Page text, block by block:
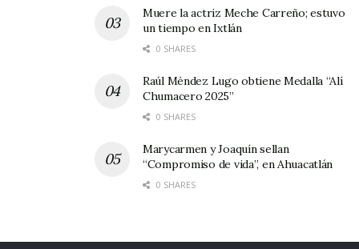
Muere la actriz Meche Carreño; estuvo
un tiempo en Ixtlán
0 SHARES
Raúl Méndez Lugo obtiene Medalla “Alí
Chumacero 2025”
0 SHARES
Marycarmen y Joaquín sellan
“Compromiso de vida”, en Ahuacatlán
0 SHARES